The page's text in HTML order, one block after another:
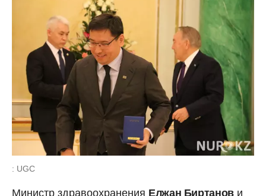
: UGC
Министр здравоохранения Елжан Биртанови